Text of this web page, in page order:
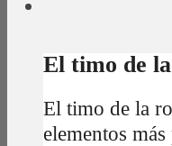
El timo de
El timo de la
elementos